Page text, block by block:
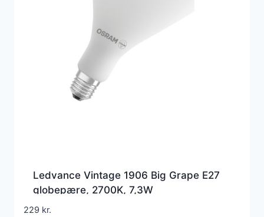
Ledvance Vintage 1906 Big Grape E27
globepære, 2700K, 7,3W
229 kr.